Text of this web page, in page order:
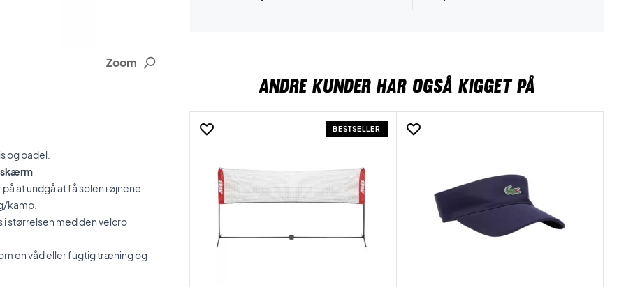
Zoom
og padel.
at undgå at få solen i øjnene.
kamp.
størrelsen med den velcro
en våd eller fugtig træning og
ANDRE KUNDER HAR OGSÅ KIGGET PÅ
BESTSELLER